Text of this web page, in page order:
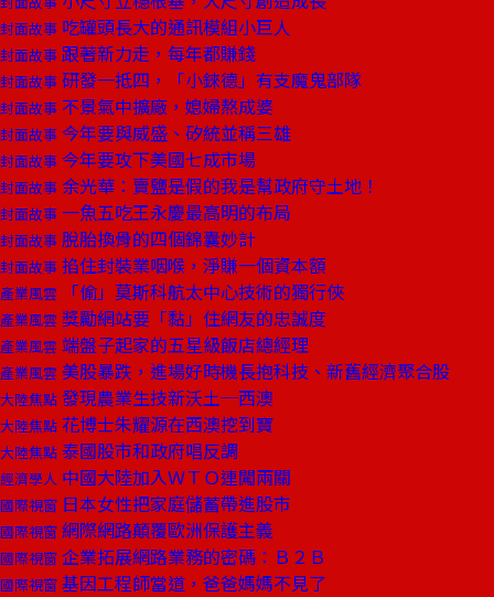
封面故事 吃罐頭長大的通訊模組小巨人
封面故事 跟著新力走，每年都賺錢
封面故事 研發一抵四，「小錸德」有支魔鬼部隊
封面故事 不景氣中擴廠，媳婦熬成婆
封面故事 今年要與威盛、矽統並稱三雄
封面故事 今年要攻下美國七成市場
封面故事 余光華：賣鹽是假的我是幫政府守土地！
封面故事 一魚五吃王永慶最高明的布局
封面故事 脫胎換骨的四個錦囊妙計
封面故事 掐住封裝業咽喉，淨賺一個資本額
產業風雲 「偷」莫斯科航太中心技術的獨行俠
產業風雲 獎勵網站要「黏」住網友的忠誠度
產業風雲 端盤子起家的五星級飯店總經理
產業風雲 美股暴跌，進場好時機長抱科技、新舊經濟聚合股
大陸焦點 發現農業生技新沃土─西澳
大陸焦點 花博士朱耀源在西澳挖到寶
大陸焦點 泰國股市和政府唱反調
經濟學人 中國大陸加入ＷＴＯ連闖兩關
國際視窗 日本女性把家庭儲蓄帶進股市
國際視窗 網際網路顛覆歐洲保護主義
國際視窗 企業拓展網路業務的密碼：Ｂ２Ｂ
國際視窗 基因工程師當道，爸爸媽媽不見了